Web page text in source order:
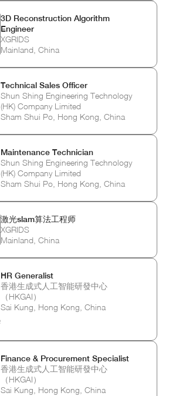
3D Reconstruction Algorithm
Engineer
XGRIDS
Mainland, China
Technical Sales Officer
Shun Shing Engineering Technology
(HK) Company Limited
Sham Shui Po, Hong Kong, China
Maintenance Technician
Shun Shing Engineering Technology
(HK) Company Limited
Sham Shui Po, Hong Kong, China
激光slam算法工程师
XGRIDS
Mainland, China
HR Generalist
香港生成式人工智能研發中心
（HKGAI）
Sai Kung, Hong Kong, China
Finance & Procurement Specialist
香港生成式人工智能研發中心
（HKGAI）
Sai Kung, Hong Kong, China